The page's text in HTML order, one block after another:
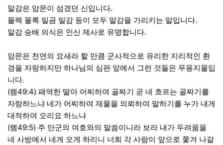
말감은 암몬이 섬겼던 신입니다.
몰렉 몰록 밀곰 밀감 등이 모두 말감을 가리키는 말입니다.
말감 숭배 의식은 인신 제사로 유명합니다.
암몬은 천연의 요새라 할 만큼 군사적으로 유리한 지리적인 환
경을 자랑하지만 하나님의 심판 앞에서 그런 것들은 무용지물입
니다.
(렘49:4) 패역한 딸아 어찌하여 골짜기 곧 네 흐르는 골짜기를
자랑하느냐 네가 어찌하여 재물을 의뢰하여 말하기를 누가 내게
대적하여 오리요 하느냐
(렘49:5) 주 만군의 여호와의 말씀이니라 보라 내가 두려움을
네 사방에서 네게 오게 하리니 너희 각 사람이 앞으로 쫓겨 나갈